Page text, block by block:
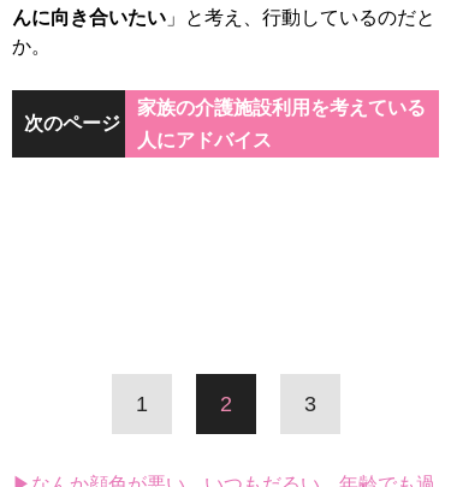
んに向き合いたい 」と考え、行動しているのだと
か。
次のページ
家族の介護施設利用を考えている
人にアドバイス
1 2 3